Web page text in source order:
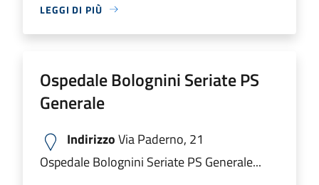
LEGGI DI PIÙ
Ospedale Bolognini Seriate PS
Generale
IndirizzoVia Paderno, 21
Ospedale Bolognini Seriate PS Generale...